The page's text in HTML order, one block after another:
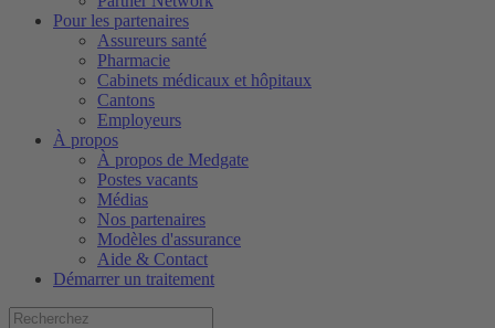
Pour les partenaires
Assureurs santé
Pharmacie
Cabinets médicaux et hôpitaux
Cantons
Employeurs
À propos
À propos de Medgate
Postes vacants
Médias
Nos partenaires
Modèles d'assurance
Aide & Contact
Démarrer un traitement